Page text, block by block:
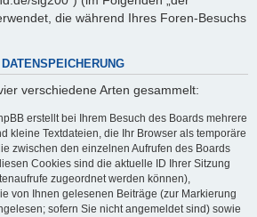
die während Ihres Foren-Besuchs
verschiedene Arten gesammelt:
erstellt bei Ihrem Besuch des Boards mehrere
kleine Textdateien, die Ihr Browser als temporäre
zwischen den einzelnen Aufrufen des Boards
Cookies sind die aktuelle ID Ihrer Sitzung
zugeordnet werden können),
von Ihnen gelesenen Beiträge (zur Markierung
sofern Sie nicht angemeldet sind) sowie